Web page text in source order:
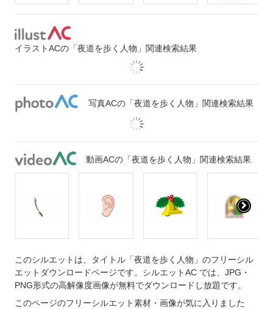
イラストACの「夜道を歩く人物」関連検索結果
写真ACの「夜道を歩く人物」関連検索結果
動画ACの「夜道を歩く人物」関連検索結果
このシルエットは、タイトル「夜道を歩く人物」のフリーシル
エットダウンロードページです。シルエットAC では、JPG・
PNG形式の高解像度画像が無料でダウンロードし放題です。
このページのフリーシルエット素材・画像が気に入りました